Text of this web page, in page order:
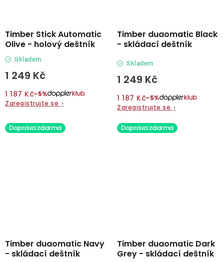
Timber Stick Automatic
Olive - holový deštník
Skladem
1 249 Kč
1 187 Kč−5%
Zaregistrujte se ›
Timber duaomatic Black
- skládací deštník
Skladem
1 249 Kč
1 187 Kč−5%
Zaregistrujte se ›
Doprava zdarma
Timber duaomatic Navy
- skládací deštník
Doprava zdarma
Timber duaomatic Dark
Grey - skládací deštník